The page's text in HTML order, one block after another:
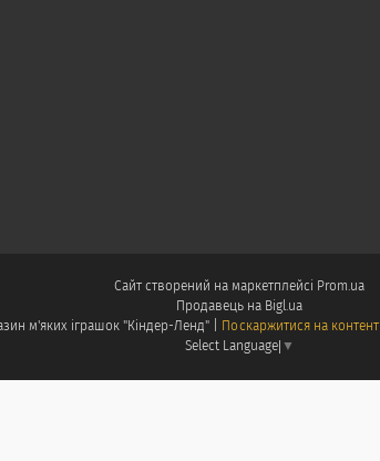
Сайт створений на маркетплейсі Prom.ua
Продавець на Bigl.ua
Поскаржитися на контент
Select Language ▼